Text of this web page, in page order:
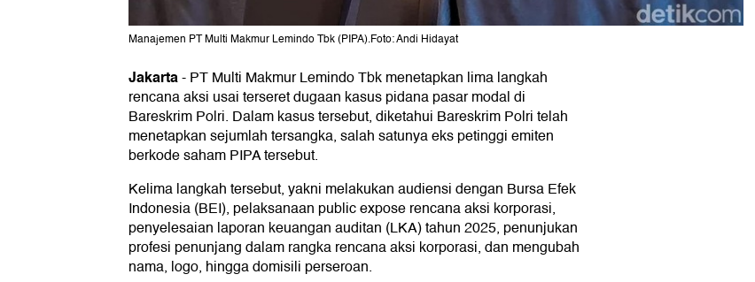
Manajemen PT Multi Makmur Lemindo Tbk (PIPA).Foto: Andi Hidayat
Jakarta-PT Multi Makmur Lemindo Tbk menetapkan lima langkah
rencana aksi usai terseret dugaan kasus pidana pasar modal di
Bareskrim Polri. Dalam kasus tersebut, diketahui Bareskrim Polri telah
menetapkan sejumlah tersangka, salah satunya eks petinggi emiten
berkode saham PIPA tersebut.
Kelima langkah tersebut, yakni melakukan audiensi dengan Bursa Efek
Indonesia (BEI), pelaksanaan public expose rencana aksi korporasi,
penyelesaian laporan keuangan auditan (LKA) tahun 2025, penunjukan
profesi penunjang dalam rangka rencana aksi korporasi, dan mengubah
nama, logo, hingga domisili perseroan.